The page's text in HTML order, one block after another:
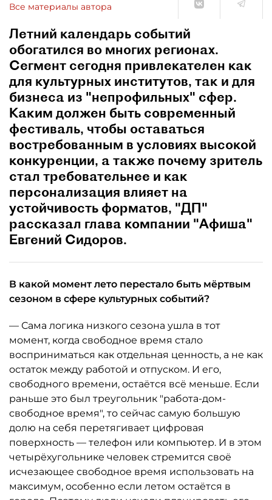
Все материалы автора
Летний календарь событий
обогатился во многих регионах.
Сегмент сегодня привлекателен как
для культурных институтов, так и для
бизнеса из "непрофильных" сфер.
Каким должен быть современный
фестиваль, чтобы оставаться
востребованным в условиях высокой
конкуренции, а также почему зритель
стал требовательнее и как
персонализация влияет на
устойчивость форматов, "ДП"
рассказал глава компании "Афиша"
Евгений Сидоров.
В какой момент лето перестало быть мёртвым
сезоном в сфере культурных событий?
— Сама логика низкого сезона ушла в тот
момент, когда свободное время стало
восприниматься как отдельная ценность, а не как
остаток между работой и отпуском. И его,
свободного времени, остаётся всё меньше. Если
раньше это был треугольник "работа-дом-
свободное время", то сейчас самую большую
долю на себя перетягивает цифровая
поверхность — телефон или компьютер. И в этом
четырёхугольнике человек стремится своё
исчезающее свободное время использовать на
максимум, особенно если летом остаётся в